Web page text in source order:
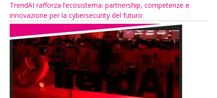
TrendAI rafforza l’ecosistema: partnership, competenze e
innovazione per la cybersecurity del futuro